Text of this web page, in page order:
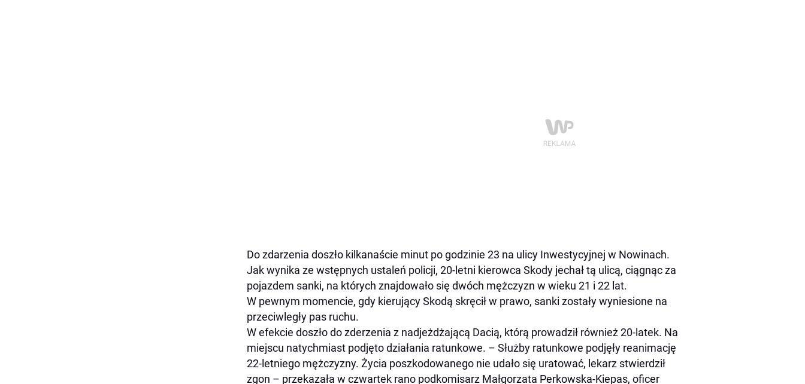
Do zdarzenia doszło kilkanaście minut po godzinie 23 na ulicy Inwestycyjnej w Nowinach.
Jak wynika ze wstępnych ustaleń policji, 20-letni kierowca Skody jechał tą ulicą, ciągnąc za
pojazdem sanki, na których znajdowało się dwóch mężczyzn w wieku 21 i 22 lat.
W pewnym momencie, gdy kierujący Skodą skręcił w prawo, sanki zostały wyniesione na
przeciwległy pas ruchu.
W efekcie doszło do zderzenia z nadjeżdżającą Dacią, którą prowadził również 20-latek. Na
miejscu natychmiast podjęto działania ratunkowe. – Służby ratunkowe podjęły reanimację
22-letniego mężczyzny. Życia poszkodowanego nie udało się uratować, lekarz stwierdził
zgon – przekazała w czwartek rano podkomisarz Małgorzata Perkowska-Kiepas, oficer